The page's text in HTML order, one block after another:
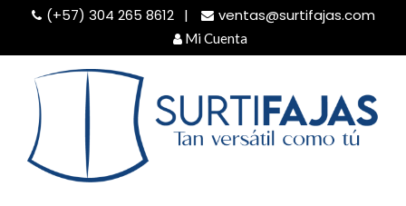
content
(+57) 304 265 8612 ventas@surtifajas.com
Mi Cuenta